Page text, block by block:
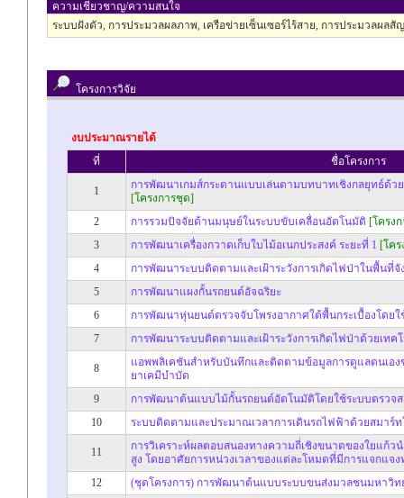
ความเชี่ยวชาญ/ความสนใจ
ระบบฝังตัว, การประมวลผลภาพ, เครือข่ายเซ็นเซอร์ไร้สาย, การประมวลผล
โครงการวิจัย
งบประมาณรายได้
ที่
ชื่อโครงการ
1
การพัฒนาเกมส์กระดานแบบเล่นตามบทบาทเชิงกลยุทธ์ด้วย
[โครงการชุด]
2
การรวมปัจจัยด้านมนุษย์ในระบบขับเคลื่อนอัตโนมัติ [โครง
3
การพัฒนาเครื่องกวาดเก็บใบไม้อเนกประสงค์ ระยะที่ 1 [โคร
4
การพัฒนาระบบติดตามและเฝ้าระวังการเกิดไฟป่าในพื้นที่
5
การพัฒนาแผงกั้นรถยนต์อัจฉริยะ
6
การพัฒนาหุ่นยนต์ตรวจจับโพรงอากาศใต้พื้นกระเบื้องโดย
7
การพัฒนาระบบติดตามและเฝ้าระวังการเกิดไฟป่าด้วยเทค
8
แอพพลิเคชันสำหรับบันทึกและติดตามข้อมูลการดูแลตนเอง
ยาเคมีบำบัด
9
การพัฒนาต้นแบบไม้กั้นรถยนต์อัตโนมัติโดยใช้ระบบตรวจ
10
ระบบติดตามและประมาณเวลาการเดินรถไฟฟ้าด้วยสมาร์ท
11
การวิเคราะห์ผลตอบสนองทางความถี่เชิงขนาดของใยแก้
สูง โดยอาศัยการหน่วงเวลาของแต่ละโหมดที่มีการแจกแจ
12
(ชุดโครงการ) การพัฒนาต้นแบบระบบขนส่งมวลชนมหาวิท